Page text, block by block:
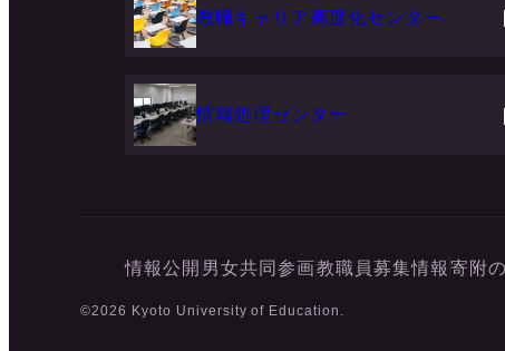
教職キャリア高度化センター
情報処理センター
情報公開 男女共同参画教職員募集情報 寄附
©2026 Kyoto University of Education.